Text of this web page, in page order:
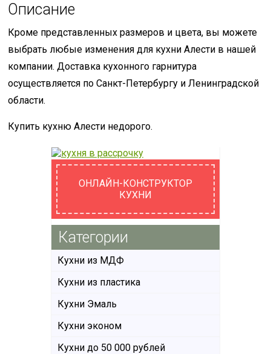
Описание
Кроме представленных размеров и цвета, вы можете
выбрать любые изменения для кухни Алести в нашей
компании. Доставка кухонного гарнитура
осуществляется по Санкт-Петербургу и Ленинградской
области.
Купить кухню Алести недорого.
ОНЛАЙН-КОНСТРУКТОР
КУХНИ
Категории
Кухни из МДФ
Кухни из пластика
Кухни Эмаль
Кухни эконом
Кухни до 50 000 рублей